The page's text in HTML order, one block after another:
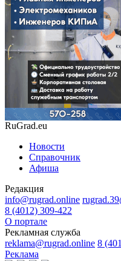
RuGrad.eu
Новости
Справочник
Афиша
Редакция
info@rugrad.online
8 (4012) 309-422
О портале
Рекламная служба
reklama@rugrad.online 8
Реклама